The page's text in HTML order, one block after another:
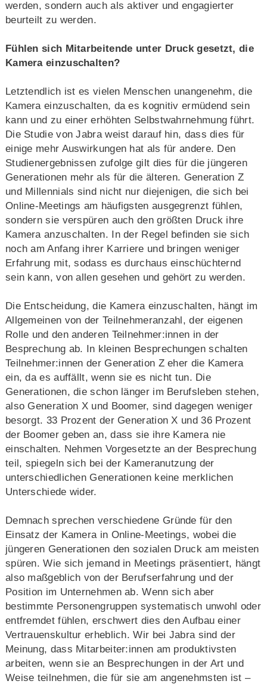
werden, sondern auch als aktiver und engagierter
beurteilt zu werden.
Fühlen sich Mitarbeitende unter Druck gesetzt, die
Kamera einzuschalten?
Letztendlich ist es vielen Menschen unangenehm, die
Kamera einzuschalten, da es kognitiv ermüdend sein
kann und zu einer erhöhten Selbstwahrnehmung führt.
Die Studie von Jabra weist darauf hin, dass dies für
einige mehr Auswirkungen hat als für andere. Den
Studienergebnissen zufolge gilt dies für die jüngeren
Generationen mehr als für die älteren. Generation Z
und Millennials sind nicht nur diejenigen, die sich bei
Online-Meetings am häufigsten ausgegrenzt fühlen,
sondern sie verspüren auch den größten Druck ihre
Kamera anzuschalten. In der Regel befinden sie sich
noch am Anfang ihrer Karriere und bringen weniger
Erfahrung mit, sodass es durchaus einschüchternd
sein kann, von allen gesehen und gehört zu werden.
Die Entscheidung, die Kamera einzuschalten, hängt im
Allgemeinen von der Teilnehmeranzahl, der eigenen
Rolle und den anderen Teilnehmer:innen in der
Besprechung ab. In kleinen Besprechungen schalten
Teilnehmer:innen der Generation Z eher die Kamera
ein, da es auffällt, wenn sie es nicht tun. Die
Generationen, die schon länger im Berufsleben stehen,
also Generation X und Boomer, sind dagegen weniger
besorgt. 33 Prozent der Generation X und 36 Prozent
der Boomer geben an, dass sie ihre Kamera nie
einschalten. Nehmen Vorgesetzte an der Besprechung
teil, spiegeln sich bei der Kameranutzung der
unterschiedlichen Generationen keine merklichen
Unterschiede wider.
Demnach sprechen verschiedene Gründe für den
Einsatz der Kamera in Online-Meetings, wobei die
jüngeren Generationen den sozialen Druck am meisten
spüren. Wie sich jemand in Meetings präsentiert, hängt
also maßgeblich von der Berufserfahrung und der
Position im Unternehmen ab. Wenn sich aber
bestimmte Personengruppen systematisch unwohl oder
entfremdet fühlen, erschwert dies den Aufbau einer
Vertrauenskultur erheblich. Wir bei Jabra sind der
Meinung, dass Mitarbeiter:innen am produktivsten
arbeiten, wenn sie an Besprechungen in der Art und
Weise teilnehmen, die für sie am angenehmsten ist –